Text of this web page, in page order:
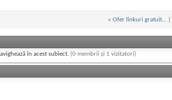
« Ofer linkuri gratuit...|
în acest subiect. (0 membrii și 1 vizitatori)